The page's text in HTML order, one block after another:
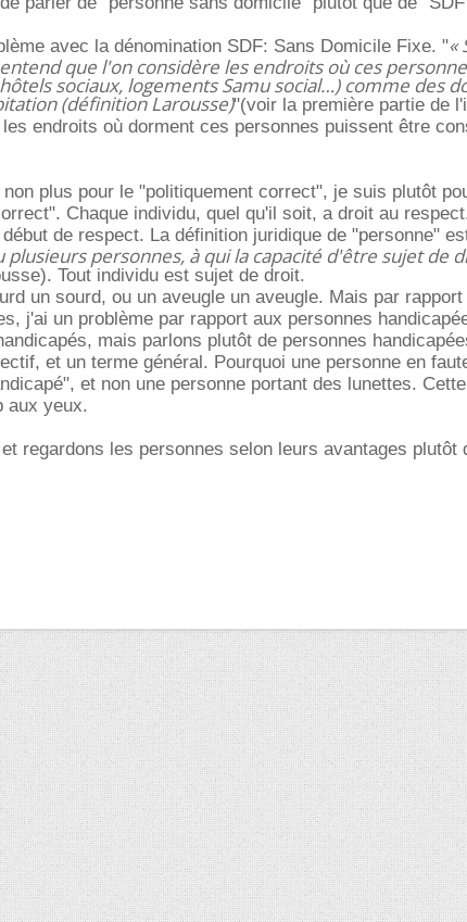
avec la dénomination SDF: Sans Domicile Fixe. "«
que l'on considère les endroits où ces
sociaux, logements Samu social…) comme des
(définition Larousse)"(voir la première partie de
endroits où dorment ces personnes puissent être
plus pour le "politiquement correct", je suis plutôt
Chaque individu, quel qu'il soit, a droit au
de respect. La définition juridique de "personne"
personnes, à qui la capacité d'être sujet de
Tout individu est sujet de droit.
un sourd, ou un aveugle un aveugle. Mais par rapport
j'ai un problème par rapport aux personnes
mais parlons plutôt de personnes
et un terme général. Pourquoi une personne en
et non une personne portant des lunettes.
aux yeux.
regardons les personnes selon leurs avantages plutôt